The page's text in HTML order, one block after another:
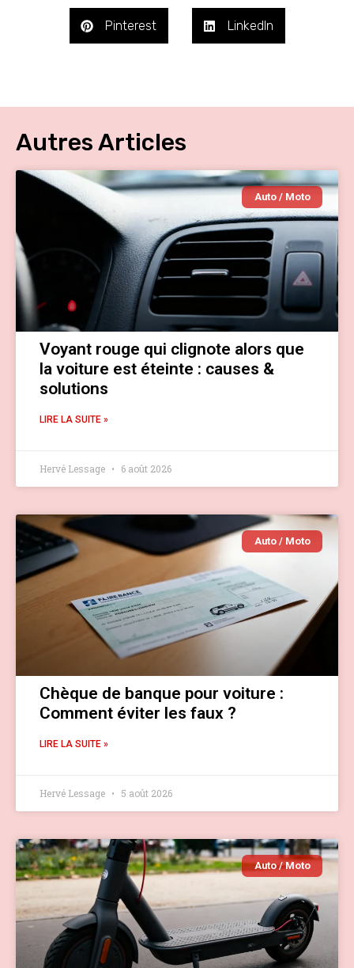
Pinterest LinkedIn
Autres Articles
Auto / Moto
Voyant rouge qui clignote alors que
la voiture est éteinte : causes &
solutions
LIRE LA SUITE »
Hervé Lessage 6 août 2026
Auto / Moto
Chèque de banque pour voiture :
Comment éviter les faux ?
LIRE LA SUITE »
Hervé Lessage 5 août 2026
Auto / Moto